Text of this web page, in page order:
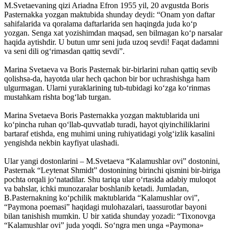
M.Svetaevaning qizi Ariadna Efron 1955 yil, 20 avgustda Boris
Pasternakka yozgan maktubida shunday deydi: “Onam yon daftar
sahifalarida va qoralama daftarlarida sen haqingda juda ko‘p
yozgan. Senga xat yozishimdan maqsad, sen bilmagan ko‘p narsalar
haqida aytishdir. U butun umr seni juda uzoq sevdi! Faqat dadamni
va seni dili og‘rimasdan qattiq sevdi”.
Marina Svetaeva va Boris Pasternak bir-birlarini ruhan qattiq sevib
qolishsa-da, hayotda ular hech qachon bir bor uchrashishga ham
ulgurmagan. Ularni yuraklarining tub-tubidagi ko‘zga ko‘rinmas
mustahkam rishta bog‘lab turgan.
Marina Svetaeva Boris Pasternakka yozgan maktublarida uni
ko‘pincha ruhan qo‘llab-quvvatlab turadi, hayot qiyinchiliklarini
bartaraf etishda, eng muhimi uning ruhiyatidagi yolg‘izlik kasalini
yengishda nekbin kayfiyat ulashadi.
Ular yangi dostonlarini – M.Svetaeva “Kalamushlar ovi” dostonini,
Pasternak “Leytenat Shmidt” dostonining birinchi qismini bir-biriga
pochta orqali jo‘natadilar. Shu tariqa ular o‘rtasida adabiy muloqot
va bahslar, ichki munozaralar boshlanib ketadi. Jumladan,
B.Pasternakning ko‘pchilik maktublarida “Kalamushlar ovi”,
“Paymona poemasi” haqidagi mulohazalari, taassurotlar bayoni
bilan tanishish mumkin. U bir xatida shunday yozadi: “Tixonovga
“Kalamushlar ovi” juda yoqdi. So‘ngra men unga «Paymona»